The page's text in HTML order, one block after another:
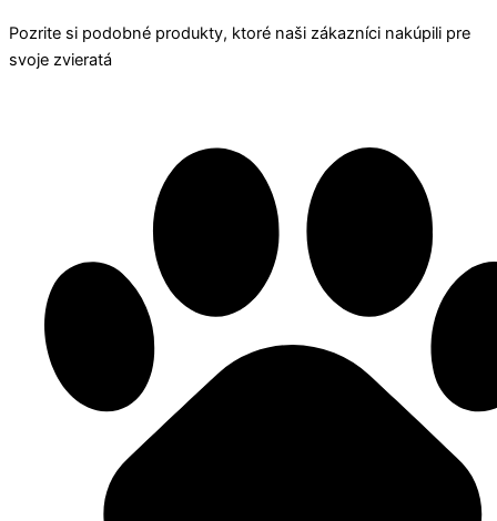
Pozrite si podobné produkty, ktoré naši zákazníci nakúpili pre
svoje zvieratá